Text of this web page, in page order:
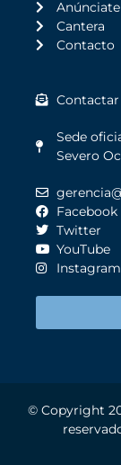
Anúnciate
Cantera
Contacto
Sede
Severo
Facebook
Twitter
YouTube
Instagram
© Copyright